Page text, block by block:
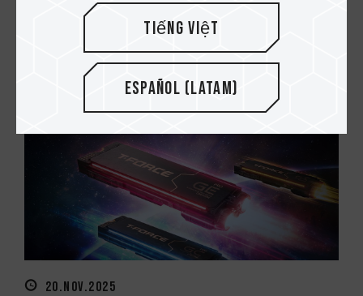
Dentro de la tecnología: SSD externo T-
CREATE EXPERT P35S (destrucción de dato...
20.NOV.2025
Tiếng Việt
Español (Latam)